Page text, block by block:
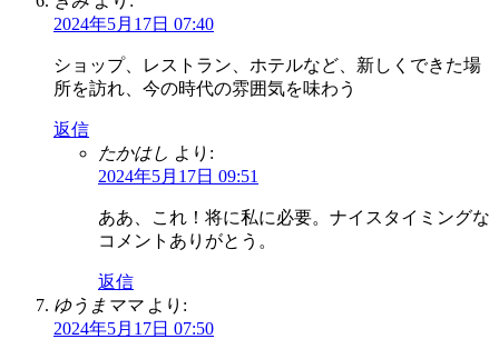
2024年5月17日 07:40
ショップ、レストラン、ホテルなど、新しくできた場
所を訪れ、今の時代の雰囲気を味わう
返信
たかはし より:
2024年5月17日 09:51
ああ、これ！将に私に必要。ナイスタイミングな
コメントありがとう。
返信
ゆうまママ より:
2024年5月17日 07:50